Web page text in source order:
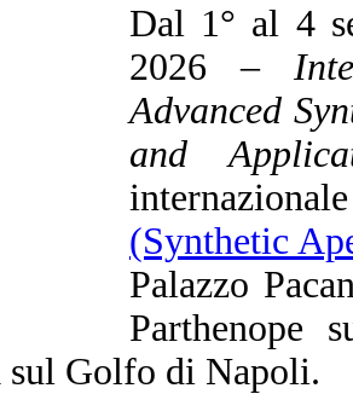
Dal 1° al 4
2026 –
Advanced
and
(Synthetic
Palazzo
Parthenope
sul Golfo di Napoli.